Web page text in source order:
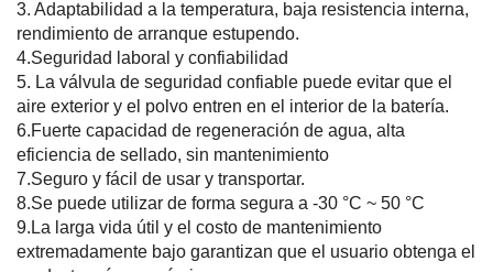
3. Adaptabilidad a la temperatura, baja resistencia interna,
rendimiento de arranque estupendo.
4.Seguridad laboral y confiabilidad
5. La válvula de seguridad confiable puede evitar que el
aire exterior y el polvo entren en el interior de la batería.
6.Fuerte capacidad de regeneración de agua, alta
eficiencia de sellado, sin mantenimiento
7.Seguro y fácil de usar y transportar.
8.Se puede utilizar de forma segura a -30 °C ~ 50 °C
9.La larga vida útil y el costo de mantenimiento
extremadamente bajo garantizan que el usuario obtenga el